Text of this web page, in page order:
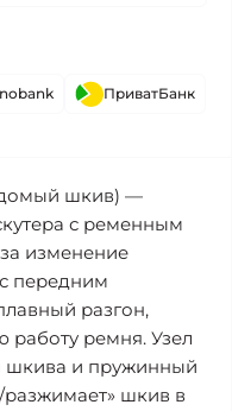
ПриватБанк
шкив) —
с ременным
изменение
передним
разгон,
работу ремня. Узел
шкива и пружинный
шкив в